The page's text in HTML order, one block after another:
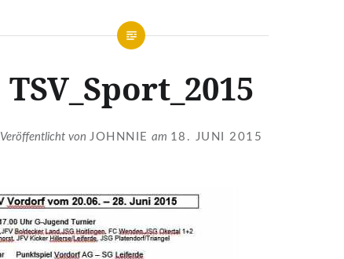
TSV_Sport_2015
Veröffentlicht von JOHNNIE am 18. JUNI 2015